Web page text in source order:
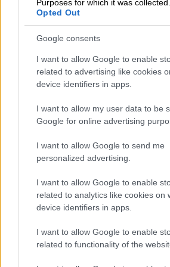
Purposes for which it was collected.
Opted Out
Google consents
I want to allow Google to enable
related to advertising like cookies
device identifiers in apps.
I want to allow my user data to be
Google for online advertising
I want to allow Google to send me
personalized advertising.
I want to allow Google to enable
related to analytics like cookies on
device identifiers in apps.
I want to allow Google to enable
related to functionality of the
Σότζερνερ Τρουθ
Σε αυτή την ηλεκτρισμένη
έθετε για πρώτη φορά
της διατομής της
της φυλής. Με άλλα λόγια,
θεσμοθετημένης δουλείας
έπαιρνε τον λόγο για να
μερίδιο όλων των γυναικών
ανεξαρτήτως χρώματος
Καταδικασμένη από τη
καθεστώς δουλείας, η Τρουθ
πρώτα χρόνια της ζωής της
στη Νέα Υόρκη, υπό την
Ολλανδο-Αμερικανού
της χρόνια και αφότου ο